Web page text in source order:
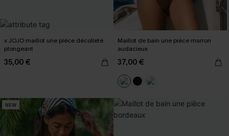
x JOJO maillot une pièce décolleté
plongeant
35,00 €
Maillot de bain une pièce marron
audacieux
37,00 €
NEW